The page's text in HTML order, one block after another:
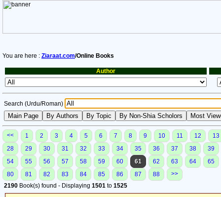
You are here : Ziaraat.com/Online Books
Author
Search (Urdu/Roman)
<< 1 2 3 4 5 6 7 8 9 10 11 12
13
28
29 30 31 32 33 34 35 36 37 38
39
54
55 56 57 58 59 60 61 62 63 64
65
80
81 82 83 84 85 86 87 88
>>
2190 Book(s) found - Displaying 1501 to 1525